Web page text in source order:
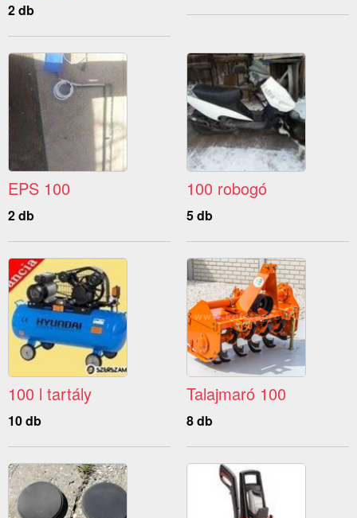
2 db
EPS 100
2 db
100 robogó
5 db
100 l tartály
10 db
Talajmaró 100
8 db